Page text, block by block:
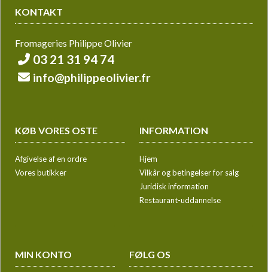
KONTAKT
Fromageries Philippe Olivier
03 21 31 94 74
info@philippeolivier.fr
KØB VORES OSTE
Afgivelse af en ordre
Vores butikker
INFORMATION
Hjem
Vilkår og betingelser for salg
Juridisk information
Restaurant-uddannelse
MIN KONTO FØLG OS